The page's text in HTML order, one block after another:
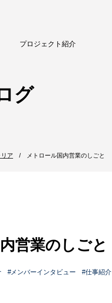
プロジェクト紹介
グ
ア メトロール国内営業のしごと
営業のしごと
メンバーインタビュー 仕事紹介